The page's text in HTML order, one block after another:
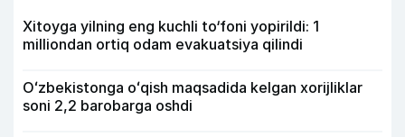
Xitoyga yilning eng kuchli to‘foni yopirildi: 1
milliondan ortiq odam evakuatsiya qilindi
Oʻzbekistonga oʻqish maqsadida kelgan xorijliklar
soni 2,2 barobarga oshdi